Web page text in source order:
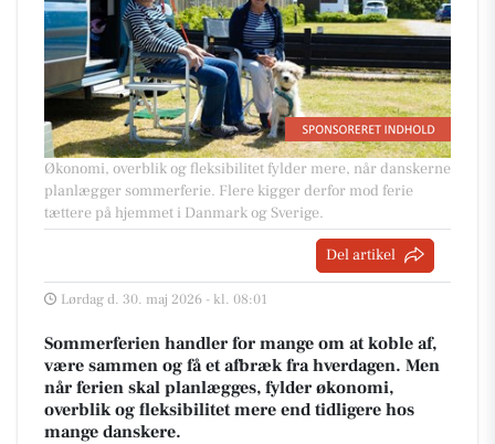
Økonomi, overblik og fleksibilitet fylder mere, når danskerne
planlægger sommerferie. Flere kigger derfor mod ferie
tættere på hjemmet i Danmark og Sverige.
Del artikel
Lørdag d. 30. maj 2026 - kl. 08:01
Sommerferien handler for mange om at koble af,
være sammen og få et afbræk fra hverdagen. Men
når ferien skal planlægges, fylder økonomi,
overblik og fleksibilitet mere end tidligere hos
mange danskere.